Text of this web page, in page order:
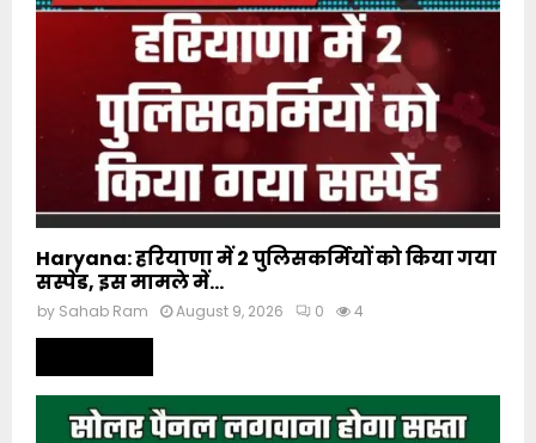
Haryana: हरियाणा में 2 पुलिसकर्मियों को किया गया
सस्पेंड, इस मामले में...
by Sahab Ram August 9, 2026 0 4